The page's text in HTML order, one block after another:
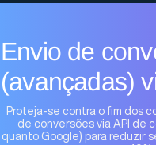
Envio de
(avançadas)
Proteja-se contra o fim dos
de conversões via API de
quanto Google) para reduzir